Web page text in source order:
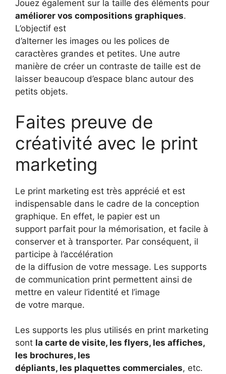
Jouez également sur la taille des éléments pour
améliorer vos compositions graphiques.
L’objectif est
d’alterner les images ou les polices de
caractères grandes et petites. Une autre
manière de créer un contraste de taille est de
laisser beaucoup d’espace blanc autour des
petits objets.
Faites preuve de
créativité avec le print
marketing
Le print marketing est très apprécié et est
indispensable dans le cadre de la conception
graphique. En effet, le papier est un
support parfait pour la mémorisation, et facile à
conserver et à transporter. Par conséquent, il
participe à l’accélération
de la diffusion de votre message. Les supports
de communication print permettent ainsi de
mettre en valeur l’identité et l’image
de votre marque.
Les supports les plus utilisés en print marketing
sont la carte de visite, les flyers, les affiches,
les brochures, les
dépliants, les plaquettes commerciales, etc.